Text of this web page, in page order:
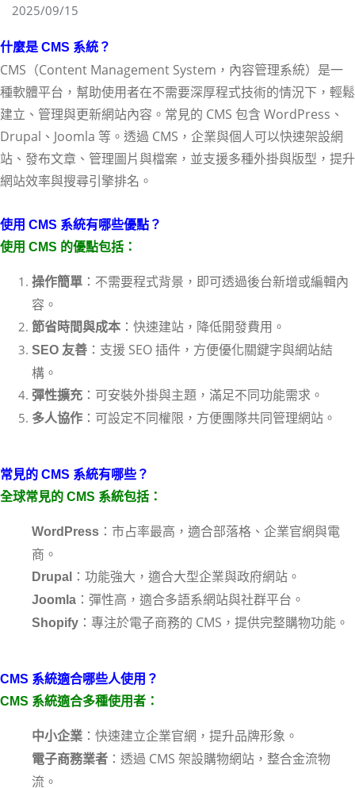
2025/09/15
什麼是 CMS 系統？
CMS（Content Management System，內容管理系統）是一
種軟體平台，幫助使用者在不需要深厚程式技術的情況下，輕鬆
建立、管理與更新網站內容。常見的 CMS 包含 WordPress、
Drupal、Joomla 等。透過 CMS，企業與個人可以快速架設網
站、發布文章、管理圖片與檔案，並支援多種外掛與版型，提升
網站效率與搜尋引擎排名。
使用 CMS 系統有哪些優點？
使用 CMS 的優點包括：
操作簡單 ：不需要程式背景，即可透過後台新增或編輯內
容。
節省時間與成本 ：快速建站，降低開發費用。
SEO 友善 ：支援 SEO 插件，方便優化關鍵字與網站結
構。
彈性擴充 ：可安裝外掛與主題，滿足不同功能需求。
多人協作 ：可設定不同權限，方便團隊共同管理網站。
常見的 CMS 系統有哪些？
全球常見的 CMS 系統包括：
WordPress ：市占率最高，適合部落格、企業官網與電
商。
Drupal ：功能強大，適合大型企業與政府網站。
Joomla ：彈性高，適合多語系網站與社群平台。
Shopify ：專注於電子商務的 CMS，提供完整購物功能。
CMS 系統適合哪些人使用？
CMS 系統適合多種使用者：
中小企業 ：快速建立企業官網，提升品牌形象。
電子商務業者 ：透過 CMS 架設購物網站，整合金流物
流。